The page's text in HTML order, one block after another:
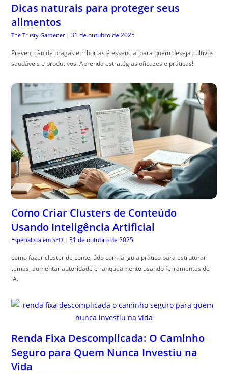
Dicas naturais para proteger seus
alimentos
The Trusty Gardener | 31 de outubro de 2025
Preven, ção de pragas em hortas é essencial para quem deseja cultivos
saudáveis e produtivos. Aprenda estratégias eficazes e práticas!
Como Criar Clusters de Conteúdo
Usando Inteligência Artificial
Especialista em SEO | 31 de outubro de 2025
como fazer cluster de conte, údo com ia: guia prático para estruturar
temas, aumentar autoridade e ranqueamento usando ferramentas de
IA.
Renda Fixa Descomplicada: O Caminho
Seguro para Quem Nunca Investiu na
Vida